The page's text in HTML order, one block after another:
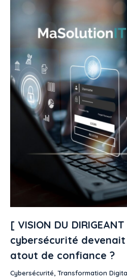
[ VISION DU
cybersécurité
atout de confiance ?​
Cybersécurité, Transformation